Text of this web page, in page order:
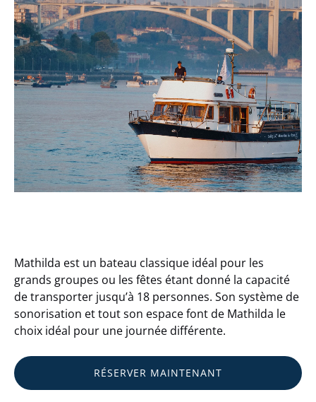
Mathilda est un bateau classique idéal pour les
grands groupes ou les fêtes étant donné la capacité
de transporter jusqu’à 18 personnes. Son système de
sonorisation et tout son espace font de Mathilda le
choix idéal pour une journée différente.
RÉSERVER MAINTENANT